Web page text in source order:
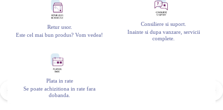
Retur usor.
Este cel mai bun produs? Vom vedea!
Consiliere si suport.
Inainte si dupa vanzare, servicii
complete.
Plata in rate
Se poate achizitiona in rate fara
dobanda.